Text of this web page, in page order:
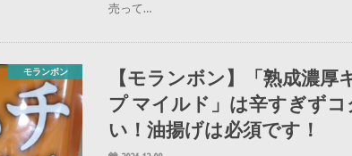
売って…
モランボン
【モランボン】「熟成濃厚
プ マイルド」は辛すぎず
い！油揚げは必須です！